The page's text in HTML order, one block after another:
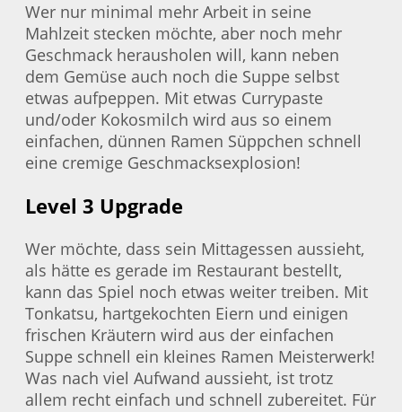
Wer nur minimal mehr Arbeit in seine
Mahlzeit stecken möchte, aber noch mehr
Geschmack herausholen will, kann neben
dem Gemüse auch noch die Suppe selbst
etwas aufpeppen. Mit etwas Currypaste
und/oder Kokosmilch wird aus so einem
einfachen, dünnen Ramen Süppchen schnell
eine cremige Geschmacksexplosion!
Level 3 Upgrade
Wer möchte, dass sein Mittagessen aussieht,
als hätte es gerade im Restaurant bestellt,
kann das Spiel noch etwas weiter treiben. Mit
Tonkatsu, hartgekochten Eiern und einigen
frischen Kräutern wird aus der einfachen
Suppe schnell ein kleines Ramen Meisterwerk!
Was nach viel Aufwand aussieht, ist trotz
allem recht einfach und schnell zubereitet. Für